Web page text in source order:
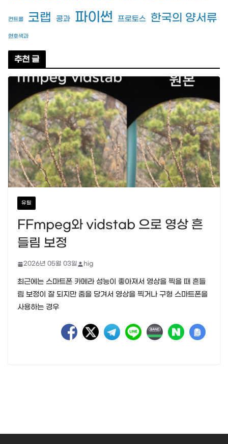
컨트롤 코랩 콩과 파이썬 프로토스 한국의 양서류
현호색과
추천 글
유틸
FFmpeg와 vidstab 으로 영상 흔
들림 보정
2026년 05월 03일 hig
최근에는 스마트폰 카메라 성능이 좋아져서 영상을 찍을 때 흔들
림 보정이 잘 되지만 줌을 당겨서 영상을 찍거나 구형 스마트폰을
사용하는 경우